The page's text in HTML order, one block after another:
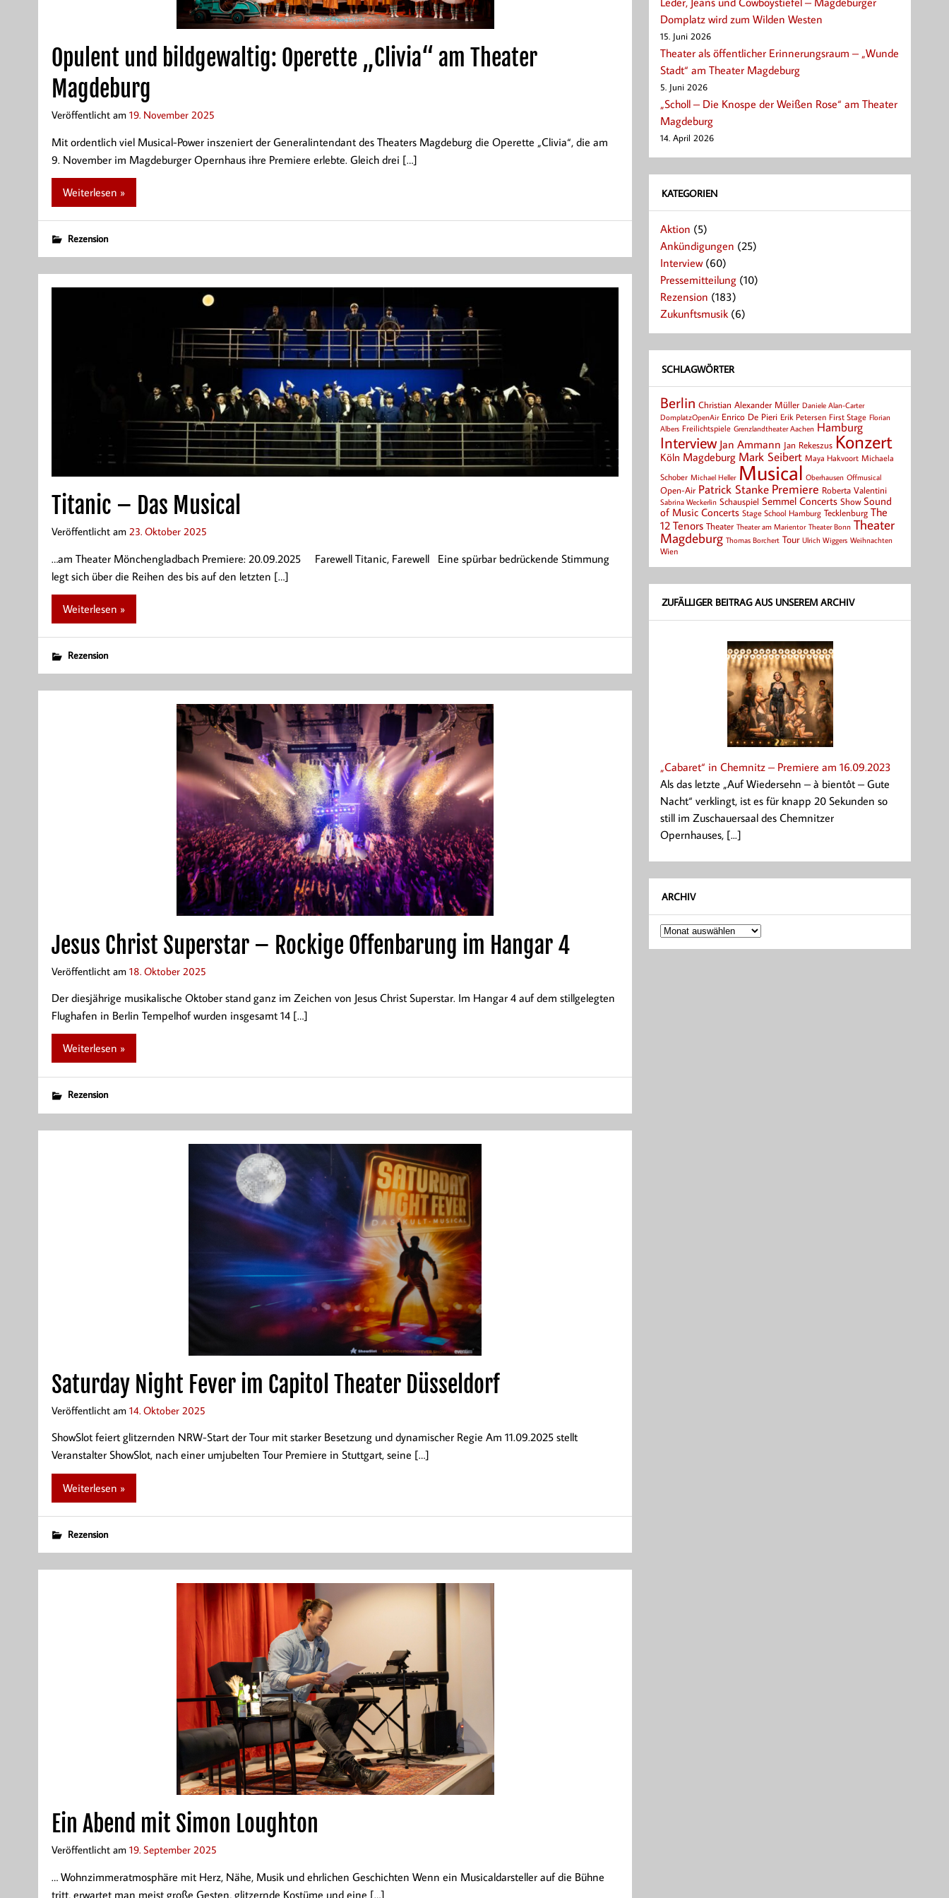
Opulent und bildgewaltig: Operette „Clivia“ am Theater
Magdeburg
Veröffentlicht am 19. November 2025
Mit ordentlich viel Musical-Power inszeniert der Generalintendant des Theaters Magdeburg die Operette „Clivia“, die am
9. November im Magdeburger Opernhaus ihre Premiere erlebte. Gleich drei […]
Weiterlesen »
Rezension
Titanic – Das Musical
Veröffentlicht am 23. Oktober 2025
…am Theater Mönchengladbach Premiere: 20.09.2025 Farewell Titanic, Farewell Eine spürbar bedrückende Stimmung
legt sich über die Reihen des bis auf den letzten […]
Weiterlesen »
Rezension
Jesus Christ Superstar – Rockige Offenbarung im Hangar 4
Veröffentlicht am 18. Oktober 2025
Der diesjährige musikalische Oktober stand ganz im Zeichen von Jesus Christ Superstar. Im Hangar 4 auf dem stillgelegten
Flughafen in Berlin Tempelhof wurden insgesamt 14 […]
Weiterlesen »
Rezension
Saturday Night Fever im Capitol Theater Düsseldorf
Veröffentlicht am 14. Oktober 2025
ShowSlot feiert glitzernden NRW-Start der Tour mit starker Besetzung und dynamischer Regie Am 11.09.2025 stellt
Veranstalter ShowSlot, nach einer umjubelten Tour Premiere in Stuttgart, seine […]
Weiterlesen »
Rezension
Ein Abend mit Simon Loughton
Veröffentlicht am 19. September 2025
… Wohnzimmeratmosphäre mit Herz, Nähe, Musik und ehrlichen Geschichten Wenn ein Musicaldarsteller auf die Bühne
tritt, erwartet man meist große Gesten, glitzernde Kostüme und eine […]
Domplatz wird zum Wilden Westen
15. Juni 2026
Theater als öffentlicher Erinnerungsraum – „Wunde
Stadt“ am Theater Magdeburg
5. Juni 2026
„Scholl – Die Knospe der Weißen Rose“ am Theater
Magdeburg
14. April 2026
KATEGORIEN
Aktion (5)
Ankündigungen (25)
Interview(60)
Pressemitteilung (10)
Rezension (183)
Zukunftsmusik (6)
SCHLAGWÖRTER
Berlin Christian Alexander Müller Daniele Alan-Carter
DomplatzOpenAir Enrico De Pieri Erik Petersen First Stage Florian
Albers Freilichtspiele Grenzlandtheater Aachen Hamburg
Interview Jan Ammann Jan Rekeszus Konzert
Köln Magdeburg Mark Seibert Maya Hakvoort Michaela
Schober Michael Heller Musical Oberhausen Offmusical
Open-Air Patrick Stanke Premiere Roberta Valentini
Sabrina Weckerlin Schauspiel Semmel Concerts Show Sound
of Music Concerts Stage School Hamburg Tecklenburg The
12 Tenors Theater Theater am Marientor Theater Bonn Theater
Magdeburg Thomas Borchert Tour Ulrich Wiggers Weihnachten
Wien
ZUFÄLLIGER BEITRAG AUS UNSEREM ARCHIV
„Cabaret“ in Chemnitz – Premiere am 16.09.2023
Als das letzte „Auf Wiedersehn – à bientôt – Gute
Nacht“ verklingt, ist es für knapp 20 Sekunden so
still im Zuschauersaal des Chemnitzer
Opernhauses, [...]
ARCHIV
Archiv